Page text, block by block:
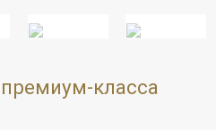
класса